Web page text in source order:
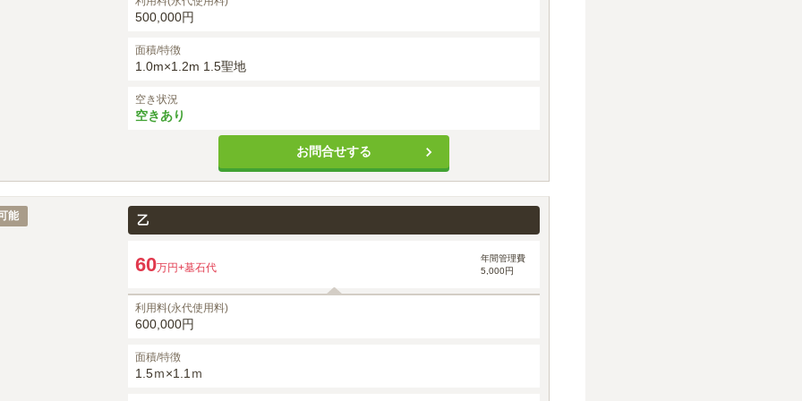
500,000円
面積/特徴
1.0m×1.2m 1.5聖地
空き状況
空きあり
お問合せする
能 乙
60万円+墓石代
年間管理費
5,000円
利用料(永代使用料)
600,000円
面積/特徴
1.5ｍ×1.1ｍ